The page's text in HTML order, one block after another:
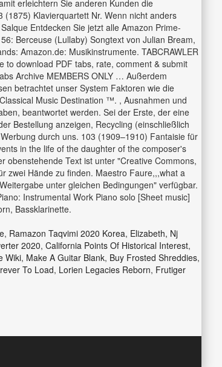
erleichtern Sie anderen Kunden die
Klavierquartett Nr. Wenn nicht anders
Entdecken Sie jetzt alle Amazon Prime-
Berceuse (Lullaby) Songtext von Julian Bream,
Amazon.de: Musikinstrumente. TABCRAWLER
to download PDF tabs, rate, comment & submit
Archive MEMBERS ONLY … Außerdem
betrachtet unser System Faktoren wie die
Music Destination ™. , Ausnahmen und
beantwortet werden. Sei der Erste, der eine
Bestellung anzeigen, Recycling (einschließlich
durch uns. 103 (1909–1910) Fantaisie für
in the life of the daughter of the composer's
obenstehende Text ist unter "Creative Commons,
zwei Hände zu finden. Maestro Faure,,,what a
unter gleichen Bedingungen" verfügbar.
Instrumental Work Piano solo [Sheet music]
Bassklarinette.
, Ramazon Taqvimi 2020 Korea, Elizabeth, Nj
2020, California Points Of Historical Interest,
Wiki, Make A Guitar Blank, Buy Frosted Shreddies,
To Load, Lorien Legacies Reborn, Frutiger